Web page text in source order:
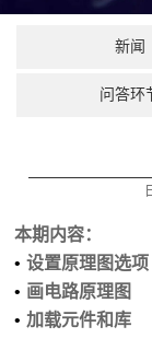
新闻
问答环
本期内容：
•设置原理图选项
• 画电路原理图
•加载元件和库